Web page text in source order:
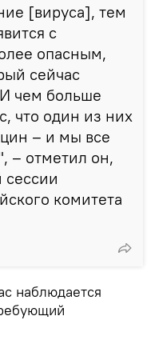
[вируса], тем
с
опасным,
сейчас
чем больше
что один из них
– и мы все
– отметил он,
сессии
комитета
наблюдается